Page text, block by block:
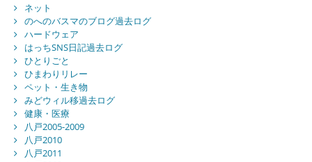
ネット
のへのバスマのブログ過去ログ
ハードウェア
はっちSNS日記過去ログ
ひとりごと
ひまわりリレー
ペット・生き物
みどウィル移過去ログ
健康・医療
八戸2005-2009
八戸2010
八戸2011